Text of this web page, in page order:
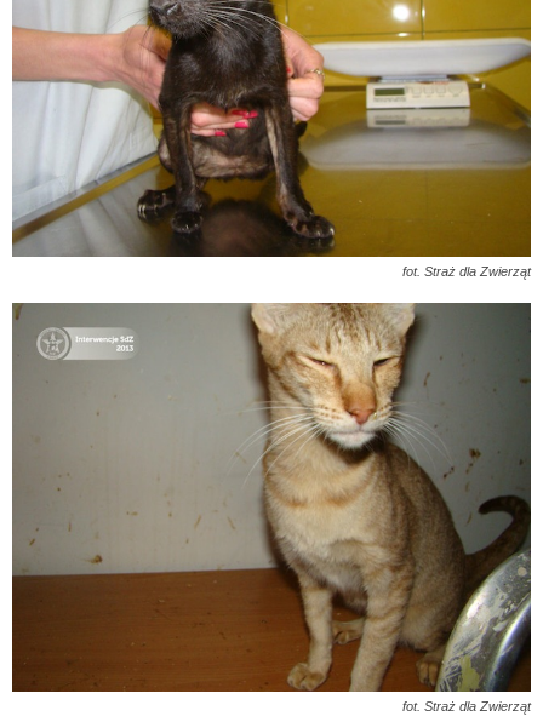
fot. Straż dla Zwierząt
fot. Straż dla Zwierząt